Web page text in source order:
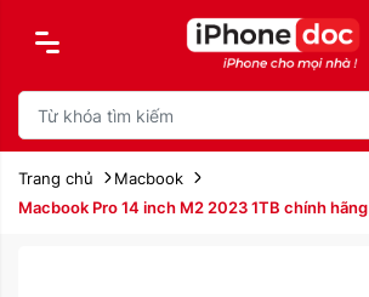
Trang chủ
Macbook
Macbook Pro 14 inch M2 2023 1TB chính hãng